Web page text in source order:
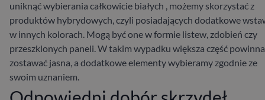
uniknąć wybierania całkowicie białych , możemy skorzystać z
produktów hybrydowych, czyli posiadających dodatkowe
w innych kolorach. Mogą być one w formie listew, zdobień czy
przeszklonych paneli. W takim wypadku większa część powinna
zostawać jasna, a dodatkowe elementy wybieramy zgodnie ze
swoim uznaniem.